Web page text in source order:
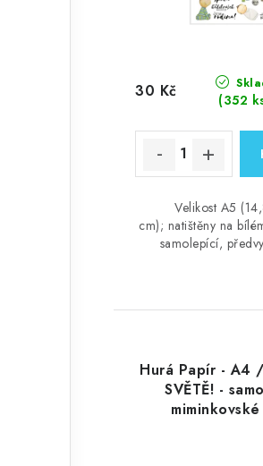
(352
30 Kč
Velikost A5
cm); natištěny na
samolepící,
Hurá Papír - A4
SVĚTĚ! -